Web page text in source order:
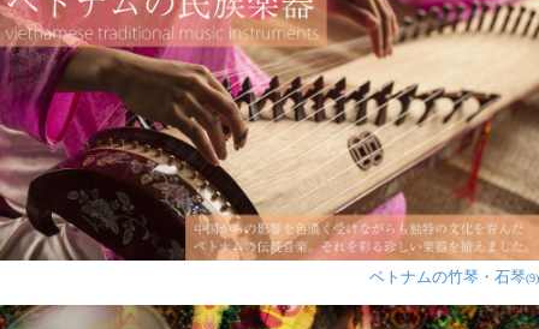
ベトナムの竹琴・石琴(9)